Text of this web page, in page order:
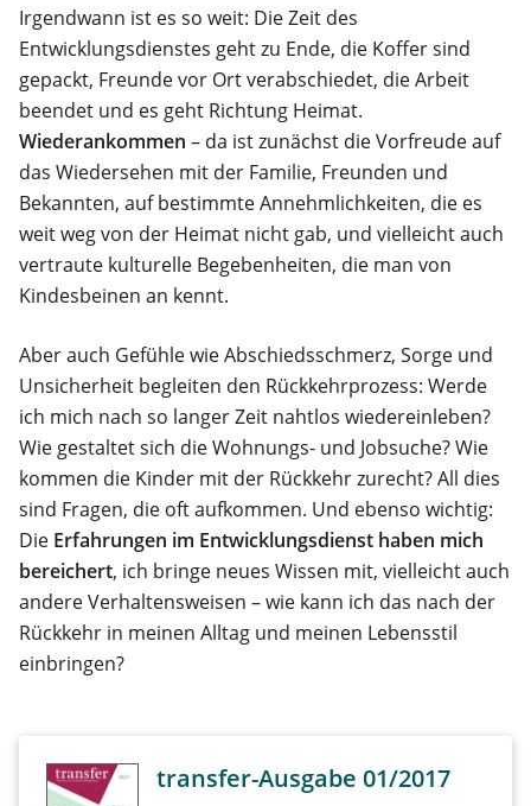
Irgendwann ist es so weit: Die Zeit des
Entwicklungsdienstes geht zu Ende, die Koffer sind
gepackt, Freunde vor Ort verabschiedet, die Arbeit
beendet und es geht Richtung Heimat.
Wiederankommen – da ist zunächst die Vorfreude auf
das Wiedersehen mit der Familie, Freunden und
Bekannten, auf bestimmte Annehmlichkeiten, die es
weit weg von der Heimat nicht gab, und vielleicht auch
vertraute kulturelle Begebenheiten, die man von
Kindesbeinen an kennt.
Aber auch Gefühle wie Abschiedsschmerz, Sorge und
Unsicherheit begleiten den Rückkehrprozess: Werde
ich mich nach so langer Zeit nahtlos wiedereinleben?
Wie gestaltet sich die Wohnungs- und Jobsuche? Wie
kommen die Kinder mit der Rückkehr zurecht? All dies
sind Fragen, die oft aufkommen. Und ebenso wichtig:
Die Erfahrungen im Entwicklungsdienst haben mich
bereichert, ich bringe neues Wissen mit, vielleicht auch
andere Verhaltensweisen – wie kann ich das nach der
Rückkehr in meinen Alltag und meinen Lebensstil
einbringen?
transfer-Ausgabe 01/2017